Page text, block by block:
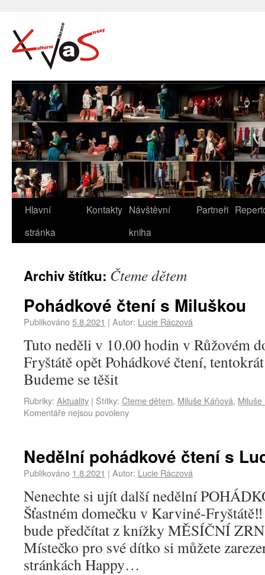
Hlavní
stránka
Kontakty Návštěvní
kniha
Partneři
Archiv štítku: Čteme dětem
Pohádkové čtení s Miluškou
Publikováno5.8.2021 | Autor: Lucie Ráczová
Tuto neděli v 10.00 hodin v Růžovém
Fryštátě opět Pohádkové čtení,
Budeme se těšit
Rubriky: Aktuality | Štítky: Čteme dětem, Miluše Káňová, Miluše
Komentáře nejsou povoleny
Nedělní pohádkové čtení s
Publikováno 1.8.2021 | Autor: Lucie Ráczová
Nenechte si ujít další nedělní
Šťastném domečku v Karviné-
bude předčítat z knížky MĚSÍČNÍ
Místečko pro své dítko si můžete
stránkách Happy…